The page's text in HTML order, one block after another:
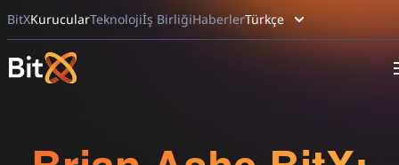
BitXKurucularTeknolojiİş BirliğiHaberlerTürkçe